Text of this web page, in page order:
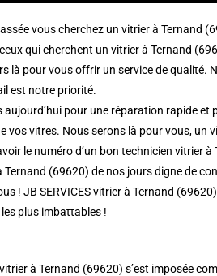
vous cherchez un vitrier à Ternand
qui cherchent un vitrier à Ternand
pour vous offrir un service de qualité.
est notre priorité.
pour une réparation rapide
vitres. Nous serons là pour vous,
le numéro d’un bon technicien vitrier à
(69620) de nos jours digne de
! JB SERVICES vitrier à Ternand
plus imbattables !
à Ternand (69620) s’est imposée